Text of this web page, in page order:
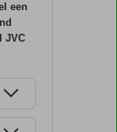
een
JVC